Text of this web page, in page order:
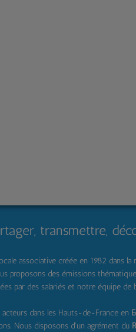
transmettre,
associative créée en 1982 dans
proposons des émissions
par des salariés et notre équipe de
dans les Hauts-de-France en
Nous disposons d'un agrément du